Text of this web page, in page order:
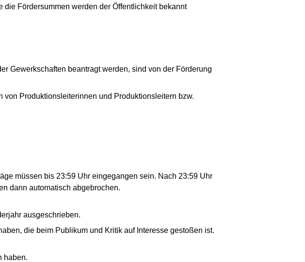
Fördersummen werden der Öffentlichkeit bekannt
Gewerkschaften beantragt werden, sind von der Förderung
Produktionsleiterinnen und Produktionsleitern bzw.
müssen bis 23:59 Uhr eingegangen sein. Nach 23:59 Uhr
dann automatisch abgebrochen.
ausgeschrieben.
die beim Publikum und Kritik auf Interesse gestoßen ist.
haben.